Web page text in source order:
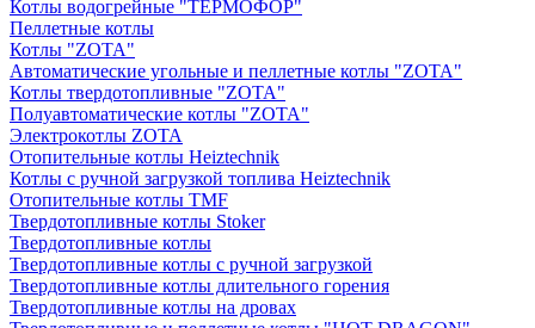
Котлы водогрейные "ТЕРМОФОР"
Пеллетные котлы
Котлы "ZOTA"
Автоматические угольные и пеллетные котлы "ZOTA"
Котлы твердотопливные "ZOTA"
Полуавтоматические котлы "ZOTA"
Электрокотлы ZOTA
Отопительные котлы Heiztechnik
Котлы с ручной загрузкой топлива Heiztechnik
Отопительные котлы TMF
Твердотопливные котлы Stoker
Твердотопливные котлы
Твердотопливные котлы с ручной загрузкой
Твердотопливные котлы длительного горения
Твердотопливные котлы на дровах